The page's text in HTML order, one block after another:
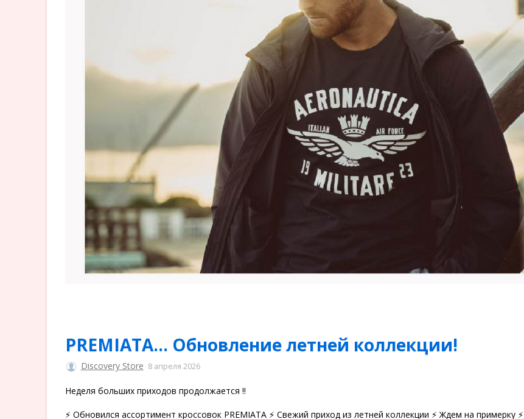
PREMIATA... Обновление летней коллекции!
Discovery Store 8 апреля 2026
Неделя больших приходов продолжается ‼️
⚡️ Обновился ассортимент кроссовок PREMIATA ⚡️ Свежий приход из летней коллекции ⚡️ Ждем на примерку ⚡️